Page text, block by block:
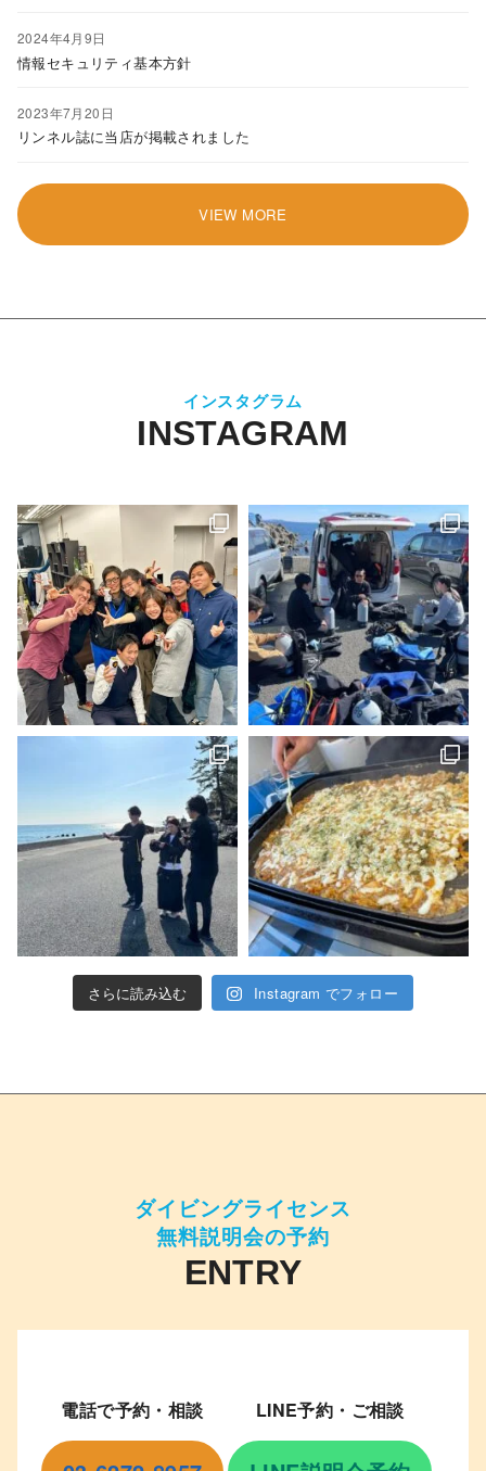
2024年4月9日
情報セキュリティ基本方針
2023年7月20日
リンネル誌に当店が掲載されました
VIEW MORE
インスタグラム
ばるたん沖縄行ってらっしゃい！！
これで楽しめる海がぐーんと増えましたね！！！ 江之浦で講習した後
さらに読み込む Instagram でフォロー
ダイビングライセンス
無料説明会の予約
電話で予約・相談 LINE予約・ご相談